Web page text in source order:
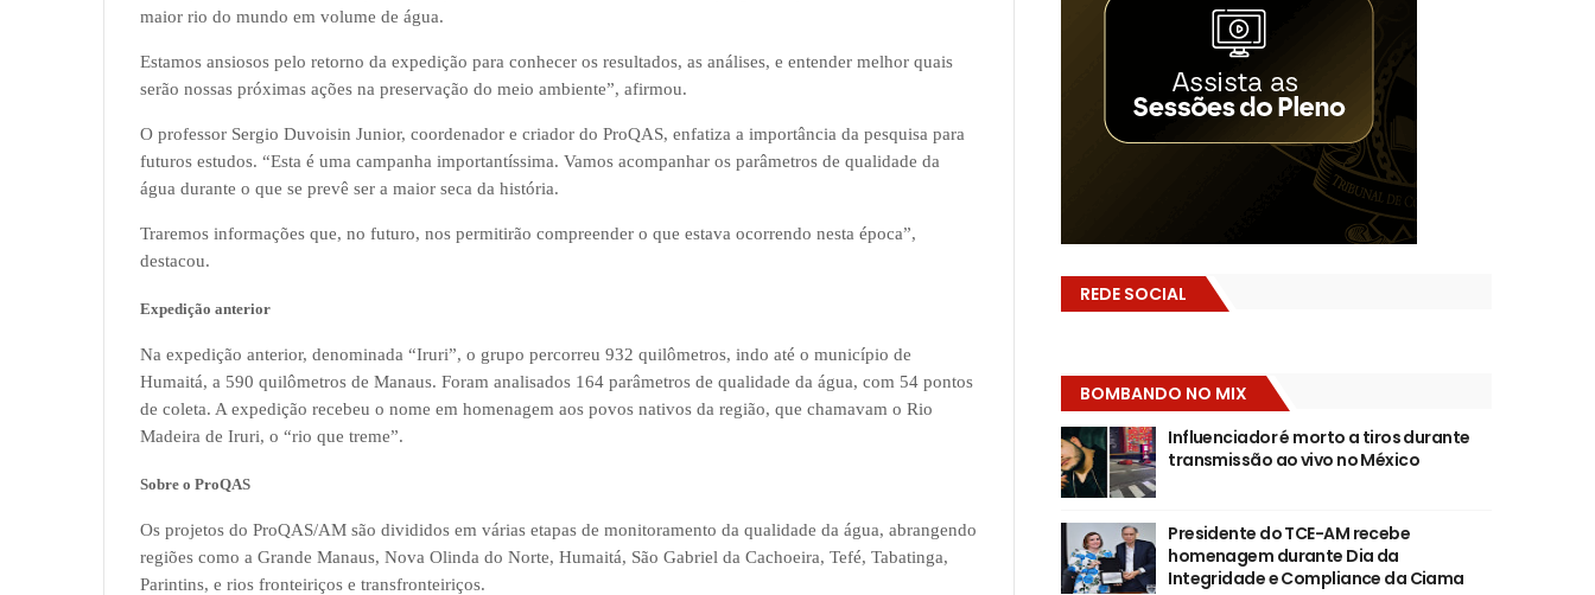
maior rio do mundo em volume de água.
Estamos ansiosos pelo retorno da expedição para conhecer os resultados, as análises, e entender melhor quais
serão nossas próximas ações na preservação do meio ambiente”, afirmou.
O professor Sergio Duvoisin Junior, coordenador e criador do ProQAS, enfatiza a importância da pesquisa para
futuros estudos. “Esta é uma campanha importantíssima. Vamos acompanhar os parâmetros de qualidade da
água durante o que se prevê ser a maior seca da história.
Traremos informações que, no futuro, nos permitirão compreender o que estava ocorrendo nesta época”,
destacou.
Expedição anterior
Na expedição anterior, denominada “Iruri”, o grupo percorreu 932 quilômetros, indo até o município de
Humaitá, a 590 quilômetros de Manaus. Foram analisados 164 parâmetros de qualidade da água, com 54 pontos
de coleta. A expedição recebeu o nome em homenagem aos povos nativos da região, que chamavam o Rio
Madeira de Iruri, o “rio que treme”.
Sobre o ProQAS
Os projetos do ProQAS/AM são divididos em várias etapas de monitoramento da qualidade da água, abrangendo
regiões como a Grande Manaus, Nova Olinda do Norte, Humaitá, São Gabriel da Cachoeira, Tefé, Tabatinga,
Parintins, e rios fronteiriços e transfronteiriços.
REDE SOCIAL
BOMBANDO NO MIX
Influenciador é morto a tiros durante
transmissão ao vivo no México
Presidente do TCE-AM recebe
homenagem durante Dia da
Integridade e Compliance da Ciama